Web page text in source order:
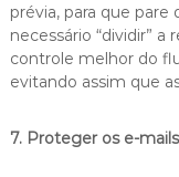
prévia, para que pare
necessário “dividir”
controle melhor do
evitando assim que
7. Proteger os e-